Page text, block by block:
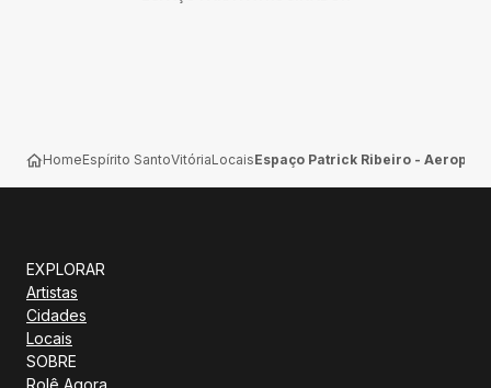
HomeEspírito SantoVitóriaLocaisEspaço Patrick Ribeiro -
EXPLORAR
Artistas
Cidades
Locais
SOBRE
Rolê Agora